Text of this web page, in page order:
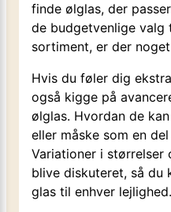
finde ølglas, der
de budgetvenlige valg
sortiment, er der
Hvis du føler dig
også kigge på
ølglas. Hvordan de
eller måske som en
Variationer i størrelser
blive diskuteret, så du
glas til enhver lejlighed.